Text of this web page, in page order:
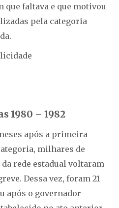
que faltava e que motivou
pela categoria
1980 – 1982
após a primeira
milhares de
rede estadual voltaram
Dessa vez, foram 21
após o governador